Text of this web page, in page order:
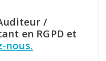
/
en RGPD et
nous.